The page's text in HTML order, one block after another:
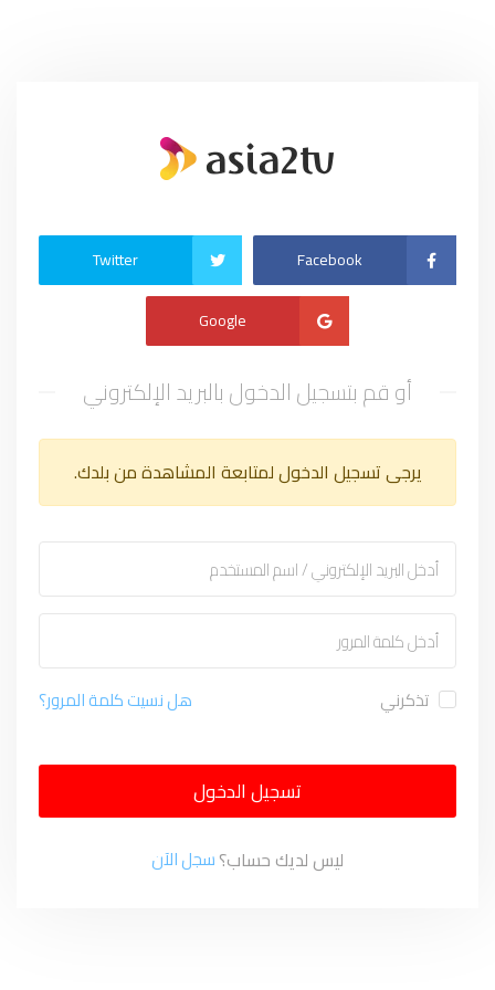
Facebook
Twitter
Google
أو قم بتسجيل الدخول بالبريد الإلكتروني
يرجى تسجيل الدخول لمتابعة المشاهدة من بلدك.
تذكرني هل نسيت كلمة المرور؟
تسجيل الدخول
ليس لديك حساب؟سجل الآن